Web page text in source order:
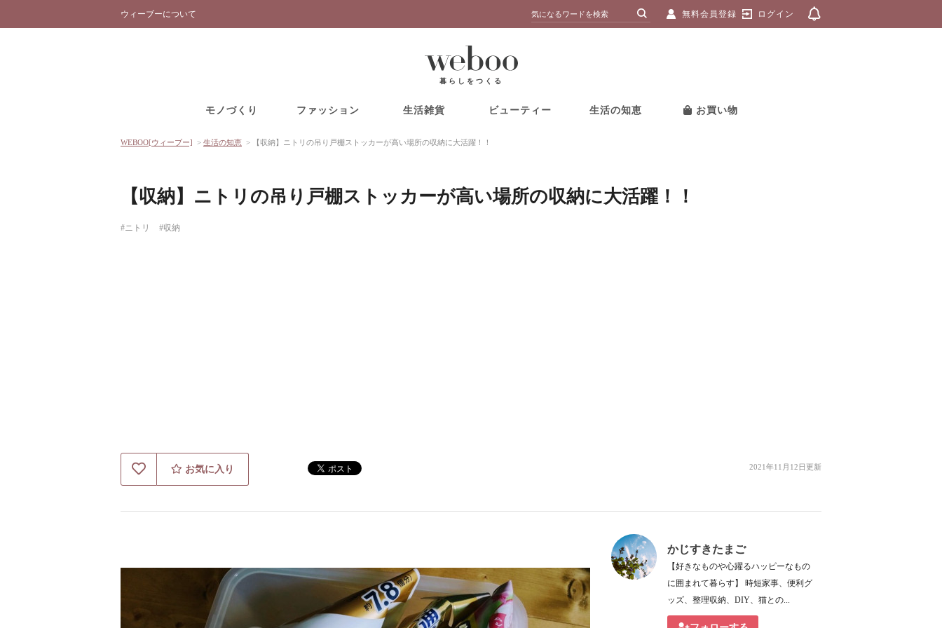
ウィーブーについて 無料会員登録 ログイン
暮らしをつくる
モノづくり ファッション 生活雑貨 ビューティー 生活の知恵 お買い物
WEBOO[ウィーブー] > 生活の知恵 > 【収納】ニトリの吊り戸棚ストッカーが高い場所の収納に大活躍！！
【収納】ニトリの吊り戸棚ストッカーが高い場所の収納に大活躍！！
#ニトリ #収納
お気に入り 2021年11月12日更新
かじすきたまご
【好きなものや心躍るハッピーなもの
に囲まれて暮らす】 時短家事、便利グ
ッズ、整理収納、DIY、猫との...